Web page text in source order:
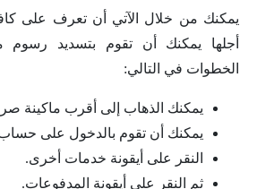
يمكنك من خلال الآتي أن تعرف على
أجلها يمكنك أن تقوم بتسديد رسوم
الخطوات في التالي:
يمكنك الذهاب إلى أقرب ماكينة
يمكنك أن تقوم بالدخول على
النقر على أيقونة خدمات أخرى.
ثم النقر على أيقونة المدفوعات.